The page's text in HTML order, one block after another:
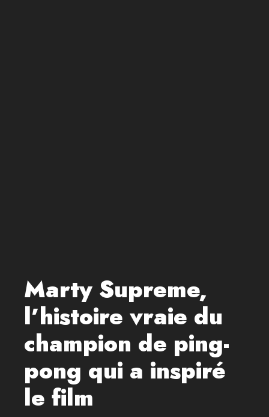
Marty Supreme,
l’histoire vraie du
champion de ping-
pong qui a inspiré
le film